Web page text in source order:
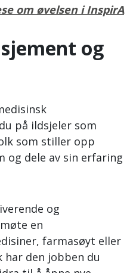
om øvelsen i InspirA
og
på ildsjeler som
som stiller opp
og dele av sin erfaring
og
en
farmasøyt eller
har den jobben du